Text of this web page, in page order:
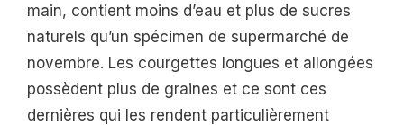
main, contient moins d’eau et plus de sucres
naturels qu’un spécimen de supermarché de
novembre. Les courgettes longues et allongées
possèdent plus de graines et ce sont ces
dernières qui les rendent particulièrement